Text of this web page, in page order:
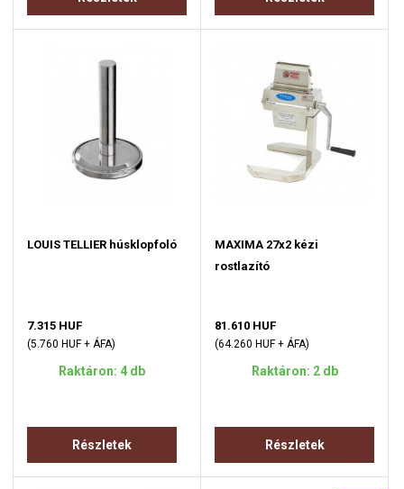
LOUIS TELLIER húsklopfoló
7.315 HUF
(5.760 HUF + ÁFA)
Raktáron: 4 db
Részletek
MAXIMA 27x2 kézi
rostlazító
81.610 HUF
(64.260 HUF + ÁFA)
Raktáron: 2 db
Részletek